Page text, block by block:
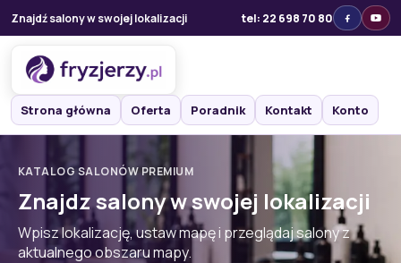
Znajdź salony w swojej lokalizacji tel: 22 698 70 80
Strona główna Oferta Poradnik Kontakt Konto
KATALOG SALONÓW PREMIUM
Znajdz salony w swojej lokalizacji
Wpisz lokalizację, ustaw mapę i przeglądaj salony z
aktualnego obszaru mapy.